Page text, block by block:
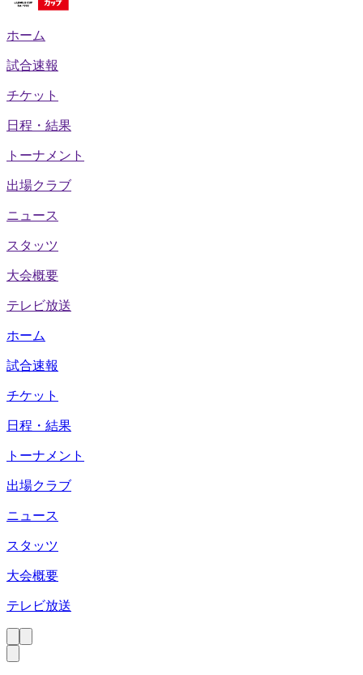
ホーム
試合速報
チケット
日程・結果
トーナメント
出場クラブ
ニュース
スタッツ
大会概要
テレビ放送
ホーム
試合速報
チケット
日程・結果
トーナメント
出場クラブ
ニュース
スタッツ
大会概要
テレビ放送